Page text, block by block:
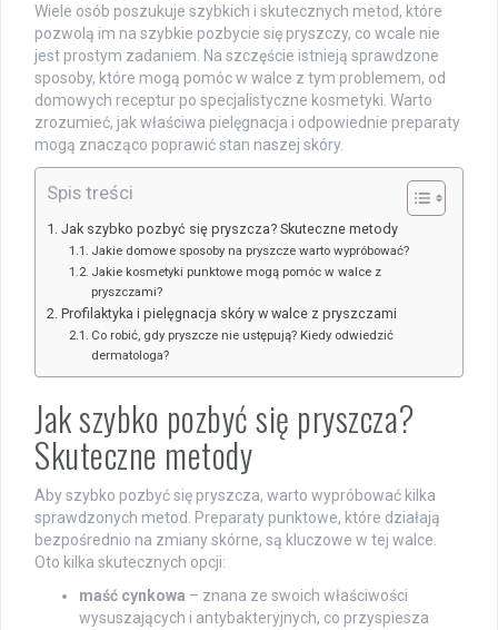
Wiele osób poszukuje szybkich i skutecznych metod, które
pozwolą im na szybkie pozbycie się pryszczy, co wcale nie
jest prostym zadaniem. Na szczęście istnieją sprawdzone
sposoby, które mogą pomóc w walce z tym problemem, od
domowych receptur po specjalistyczne kosmetyki. Warto
zrozumieć, jak właściwa pielęgnacja i odpowiednie preparaty
mogą znacząco poprawić stan naszej skóry.
Spis treści
Jak szybko pozbyć się pryszcza? Skuteczne metody
Jakie domowe sposoby na pryszcze warto wypróbować?
Jakie kosmetyki punktowe mogą pomóc w walce z
pryszczami?
Profilaktyka i pielęgnacja skóry w walce z pryszczami
Co robić, gdy pryszcze nie ustępują? Kiedy odwiedzić
dermatologa?
Jak szybko pozbyć się pryszcza?
Skuteczne metody
Aby szybko pozbyć się pryszcza, warto wypróbować kilka
sprawdzonych metod. Preparaty punktowe, które działają
bezpośrednio na zmiany skórne, są kluczowe w tej walce.
Oto kilka skutecznych opcji:
maść cynkowa – znana ze swoich właściwości
wysuszających i antybakteryjnych, co przyspiesza